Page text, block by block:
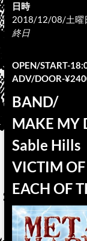
日時
2018/12/08/土曜
終日
OPEN/START-
ADV/DOOR-
BAND/
MAKE MY
Sable Hills
VICTIM
EACH OF